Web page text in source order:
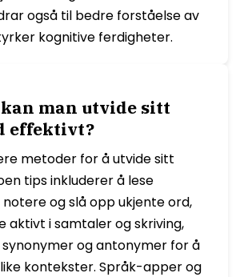
også til bedre forståelse av
kognitive ferdigheter.
man utvide sitt
effektivt?
metoder for å utvide sitt
tips inkluderer å lese
notere og slå opp ukjente ord,
aktivt i samtaler og skriving,
og antonymer for å
kontekster. Språk-apper og